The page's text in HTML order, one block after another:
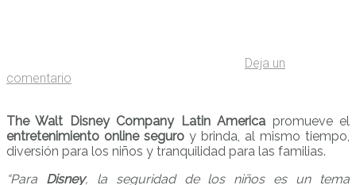
Deja un
comentario
The Walt Disney Company Latin America promueve el
entretenimiento online seguro y brinda, al mismo tiempo,
diversión para los niños y tranquilidad para las familias.
“Para Disney, la seguridad de los niños es un tema